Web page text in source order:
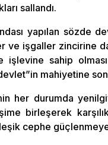
sallandı.
yapılan sözde
ve işgaller zincirine
işlevine sahip
mahiyetine
her durumda
birleşerek
cephe